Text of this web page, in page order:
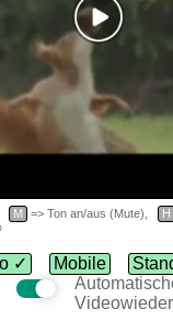
M => Ton an/aus (Mute), H
✓ Mobile